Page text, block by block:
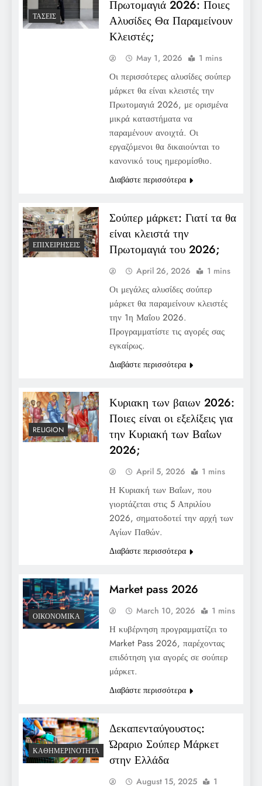
ΤΆΣΕΙΣ
Πρωτομαγιά 2026: Ποιες
Αλυσίδες Θα Παραμείνουν
Κλειστές;
May 1, 2026 1 mins
Οι περισσότερες αλυσίδες σούπερ
μάρκετ θα είναι κλειστές την
Πρωτομαγιά 2026, με ορισμένα
μικρά καταστήματα να
παραμένουν ανοιχτά. Οι
εργαζόμενοι θα δικαιούνται το
κανονικό τους ημερομίσθιο.
Διαβάστε περισσότερα
ΕΠΙΧΕΙΡΉΣΕΙΣ
Σούπερ μάρκετ: Γιατί τα θα
είναι κλειστά την
Πρωτομαγιά του 2026;
April 26, 2026 1 mins
Οι μεγάλες αλυσίδες σούπερ
μάρκετ θα παραμείνουν κλειστές
την 1η Μαΐου 2026.
Προγραμματίστε τις αγορές σας
εγκαίρως.
Διαβάστε περισσότερα
RELIGION
Κυριακη των βαιων 2026:
Ποιες είναι οι εξελίξεις για
την Κυριακή των Βαΐων
2026;
April 5, 2026 1 mins
Η Κυριακή των Βαΐων, που
γιορτάζεται στις 5 Απριλίου
2026, σηματοδοτεί την αρχή των
Αγίων Παθών.
Διαβάστε περισσότερα
ΟΙΚΟΝΟΜΙΚΆ
Market pass 2026
March 10, 2026 1 mins
Η κυβέρνηση προγραμματίζει το
Market Pass 2026, παρέχοντας
επιδότηση για αγορές σε σούπερ
μάρκετ.
Διαβάστε περισσότερα
ΚΑΘΗΜΕΡΙΝΌΤΗΤΑ
Δεκαπενταύγουστος:
Ώραριο Σούπερ Μάρκετ
στην Ελλάδα
August 15, 2025 1